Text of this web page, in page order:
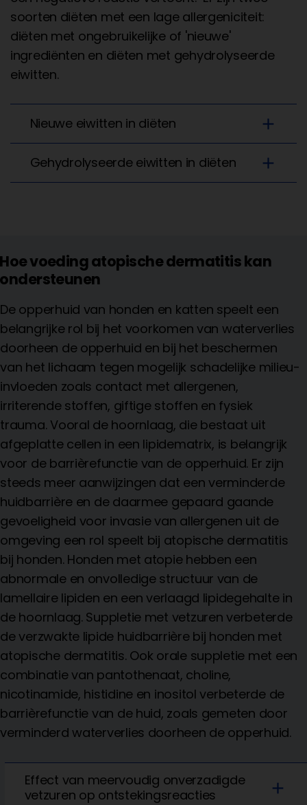
soorten diëten met een lage allergeniciteit:
diëten met ongebruikelijke of 'nieuwe'
ingrediënten en diëten met gehydrolyseerde
eiwitten.
Nieuwe eiwitten in diëten add
Gehydrolyseerde eiwitten in diëten add
Hoe voeding atopische dermatitis kan
ondersteunen
De opperhuid van honden en katten speelt een
belangrijke rol bij het voorkomen van waterverlies
doorheen de opperhuid en bij het beschermen
van het lichaam tegen mogelijk schadelijke milieu-
invloeden zoals contact met allergenen,
irriterende stoffen, giftige stoffen en fysiek
trauma. Vooral de hoornlaag, die bestaat uit
afgeplatte cellen in een lipidematrix, is belangrijk
voor de barrièrefunctie van de opperhuid. Er zijn
steeds meer aanwijzingen dat een verminderde
huidbarrière en de daarmee gepaard gaande
gevoeligheid voor invasie van allergenen uit de
omgeving een rol speelt bij atopische dermatitis
bij honden. Honden met atopie hebben een
abnormale en onvolledige structuur van de
lamellaire lipiden en een verlaagd lipidegehalte in
de hoornlaag. Suppletie met vetzuren verbeterde
de verzwakte lipide huidbarrière bij honden met
atopische dermatitis. Ook orale suppletie met een
combinatie van pantothenaat, choline,
nicotinamide, histidine en inositol verbeterde de
barrièrefunctie van de huid, zoals gemeten door
verminderd waterverlies doorheen de opperhuid.
Effect van meervoudig onverzadigde
vetzuren op ontstekingsreacties
add